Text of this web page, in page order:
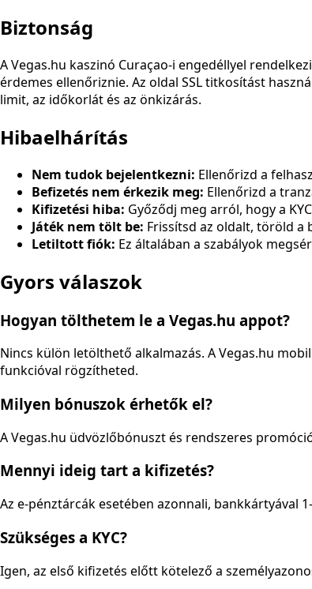
Biztonság
A Vegas.hu kaszinó Curaçao-i engedéllyel
érdemes ellenőriznie. Az oldal SSL titkosítást
limit, az időkorlát és az önkizárás.
Hibaelhárítás
Nem tudok bejelentkezni: Ellenőrizd a
Befizetés nem érkezik meg: Ellenőrizd a
Kifizetési hiba: Győződj meg arról, hogy a
Játék nem tölt be: Frissítsd az oldalt, töröld
Letiltott fiók: Ez általában a szabályok
Gyors válaszok
Hogyan tölthetem le a Vegas.hu appot?
Nincs külön letölthető alkalmazás. A Vegas.hu
funkcióval rögzítheted.
Milyen bónuszok érhetők el?
A Vegas.hu üdvözlőbónuszt és rendszeres
Mennyi ideig tart a kifizetés?
Az e-pénztárcák esetében azonnali, bankkártyával
Szükséges a KYC?
Igen, az első kifizetés előtt kötelező a